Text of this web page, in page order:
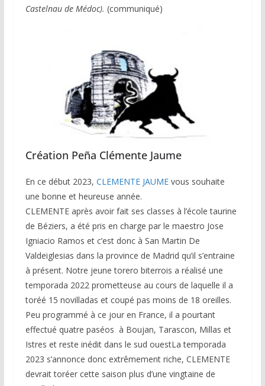
Castelnau de Médoc). (communiqué)
Création Peña Clémente Jaume
En ce début 2023, CLEMENTE JAUMEvous souhaite
une bonne et heureuse année.
CLEMENTE après avoir fait ses classes à l’école taurine
de Béziers, a été pris en charge par le maestro Jose
Igniacio Ramos et c’est donc à San Martin De
Valdeiglesias dans la province de Madrid qu’il s’entraine
à présent. Notre jeune torero biterrois a réalisé une
temporada 2022 prometteuse au cours de laquelle il a
toréé 15 novilladas et coupé pas moins de 18 oreilles.
Peu programmé à ce jour en France, il a pourtant
effectué quatre paséos à Boujan, Tarascon, Millas et
Istres et reste inédit dans le sud ouestLa temporada
2023 s’annonce donc extrêmement riche, CLEMENTE
devrait toréer cette saison plus d’une vingtaine de